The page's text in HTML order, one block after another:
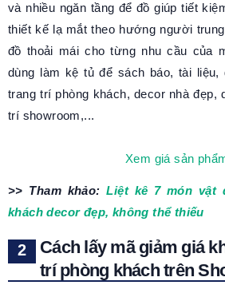
và nhiều ngăn tầng để đồ giúp tiết
thiết kế lạ mắt theo hướng người
đồ thoải mái cho từng nhu cầu của
dùng làm kệ tủ để sách báo, tài liệu,
trang trí phòng khách, decor nhà đẹp,
trí showroom,...
Xem giá sản
>> Tham khảo:Liệt kê 7 món vật
khách decor đẹp, không thể thiếu
Cách lấy mã giảm giá
trí phòng khách trên